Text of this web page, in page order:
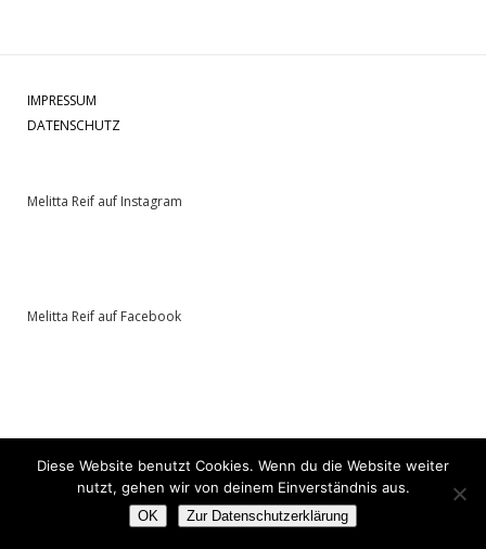
IMPRESSUM
DATENSCHUTZ
Melitta Reif auf Instagram
Melitta Reif auf Facebook
Diese Website benutzt Cookies. Wenn du die Website weiter
nutzt, gehen wir von deinem Einverständnis aus.
OK Zur Datenschutzerklärung